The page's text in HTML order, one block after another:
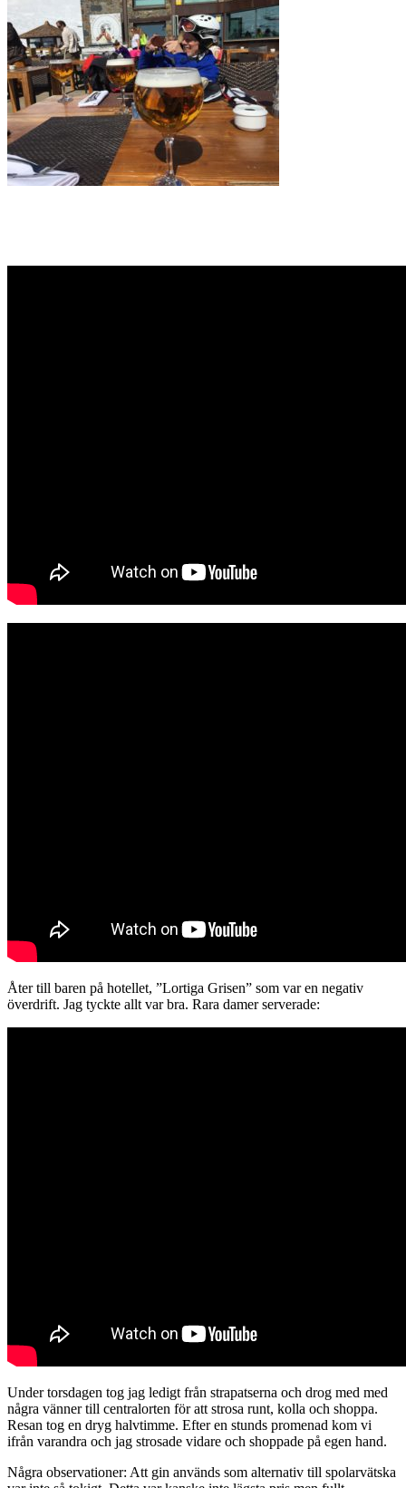
Åter till baren på hotellet, ”Lortiga Grisen” som var en negativ
överdrift. Jag tyckte allt var bra. Rara damer serverade:
Under torsdagen tog jag ledigt från strapatserna och drog med med
några vänner till centralorten för att strosa runt, kolla och shoppa.
Resan tog en dryg halvtimme. Efter en stunds promenad kom vi
ifrån varandra och jag strosade vidare och shoppade på egen hand.
Några observationer: Att gin används som alternativ till spolarvätska